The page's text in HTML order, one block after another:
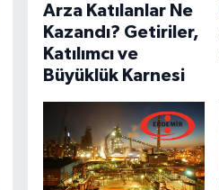
Arza Katılanlar Ne
Kazandı? Getiriler,
Katılımcı ve
Büyüklük Karnesi